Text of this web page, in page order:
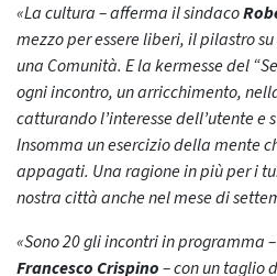
«La cultura – afferma il sindaco
mezzo per essere liberi, il pilastro
una Comunità. E la kermesse del
ogni incontro, un arricchimento,
catturando l’interesse dell’utente
Insomma un esercizio della mente
appagati. Una ragione in più per i
nostra città anche nel mese di
«Sono 20 gli incontri in programma
Francesco Crispino– con un taglio